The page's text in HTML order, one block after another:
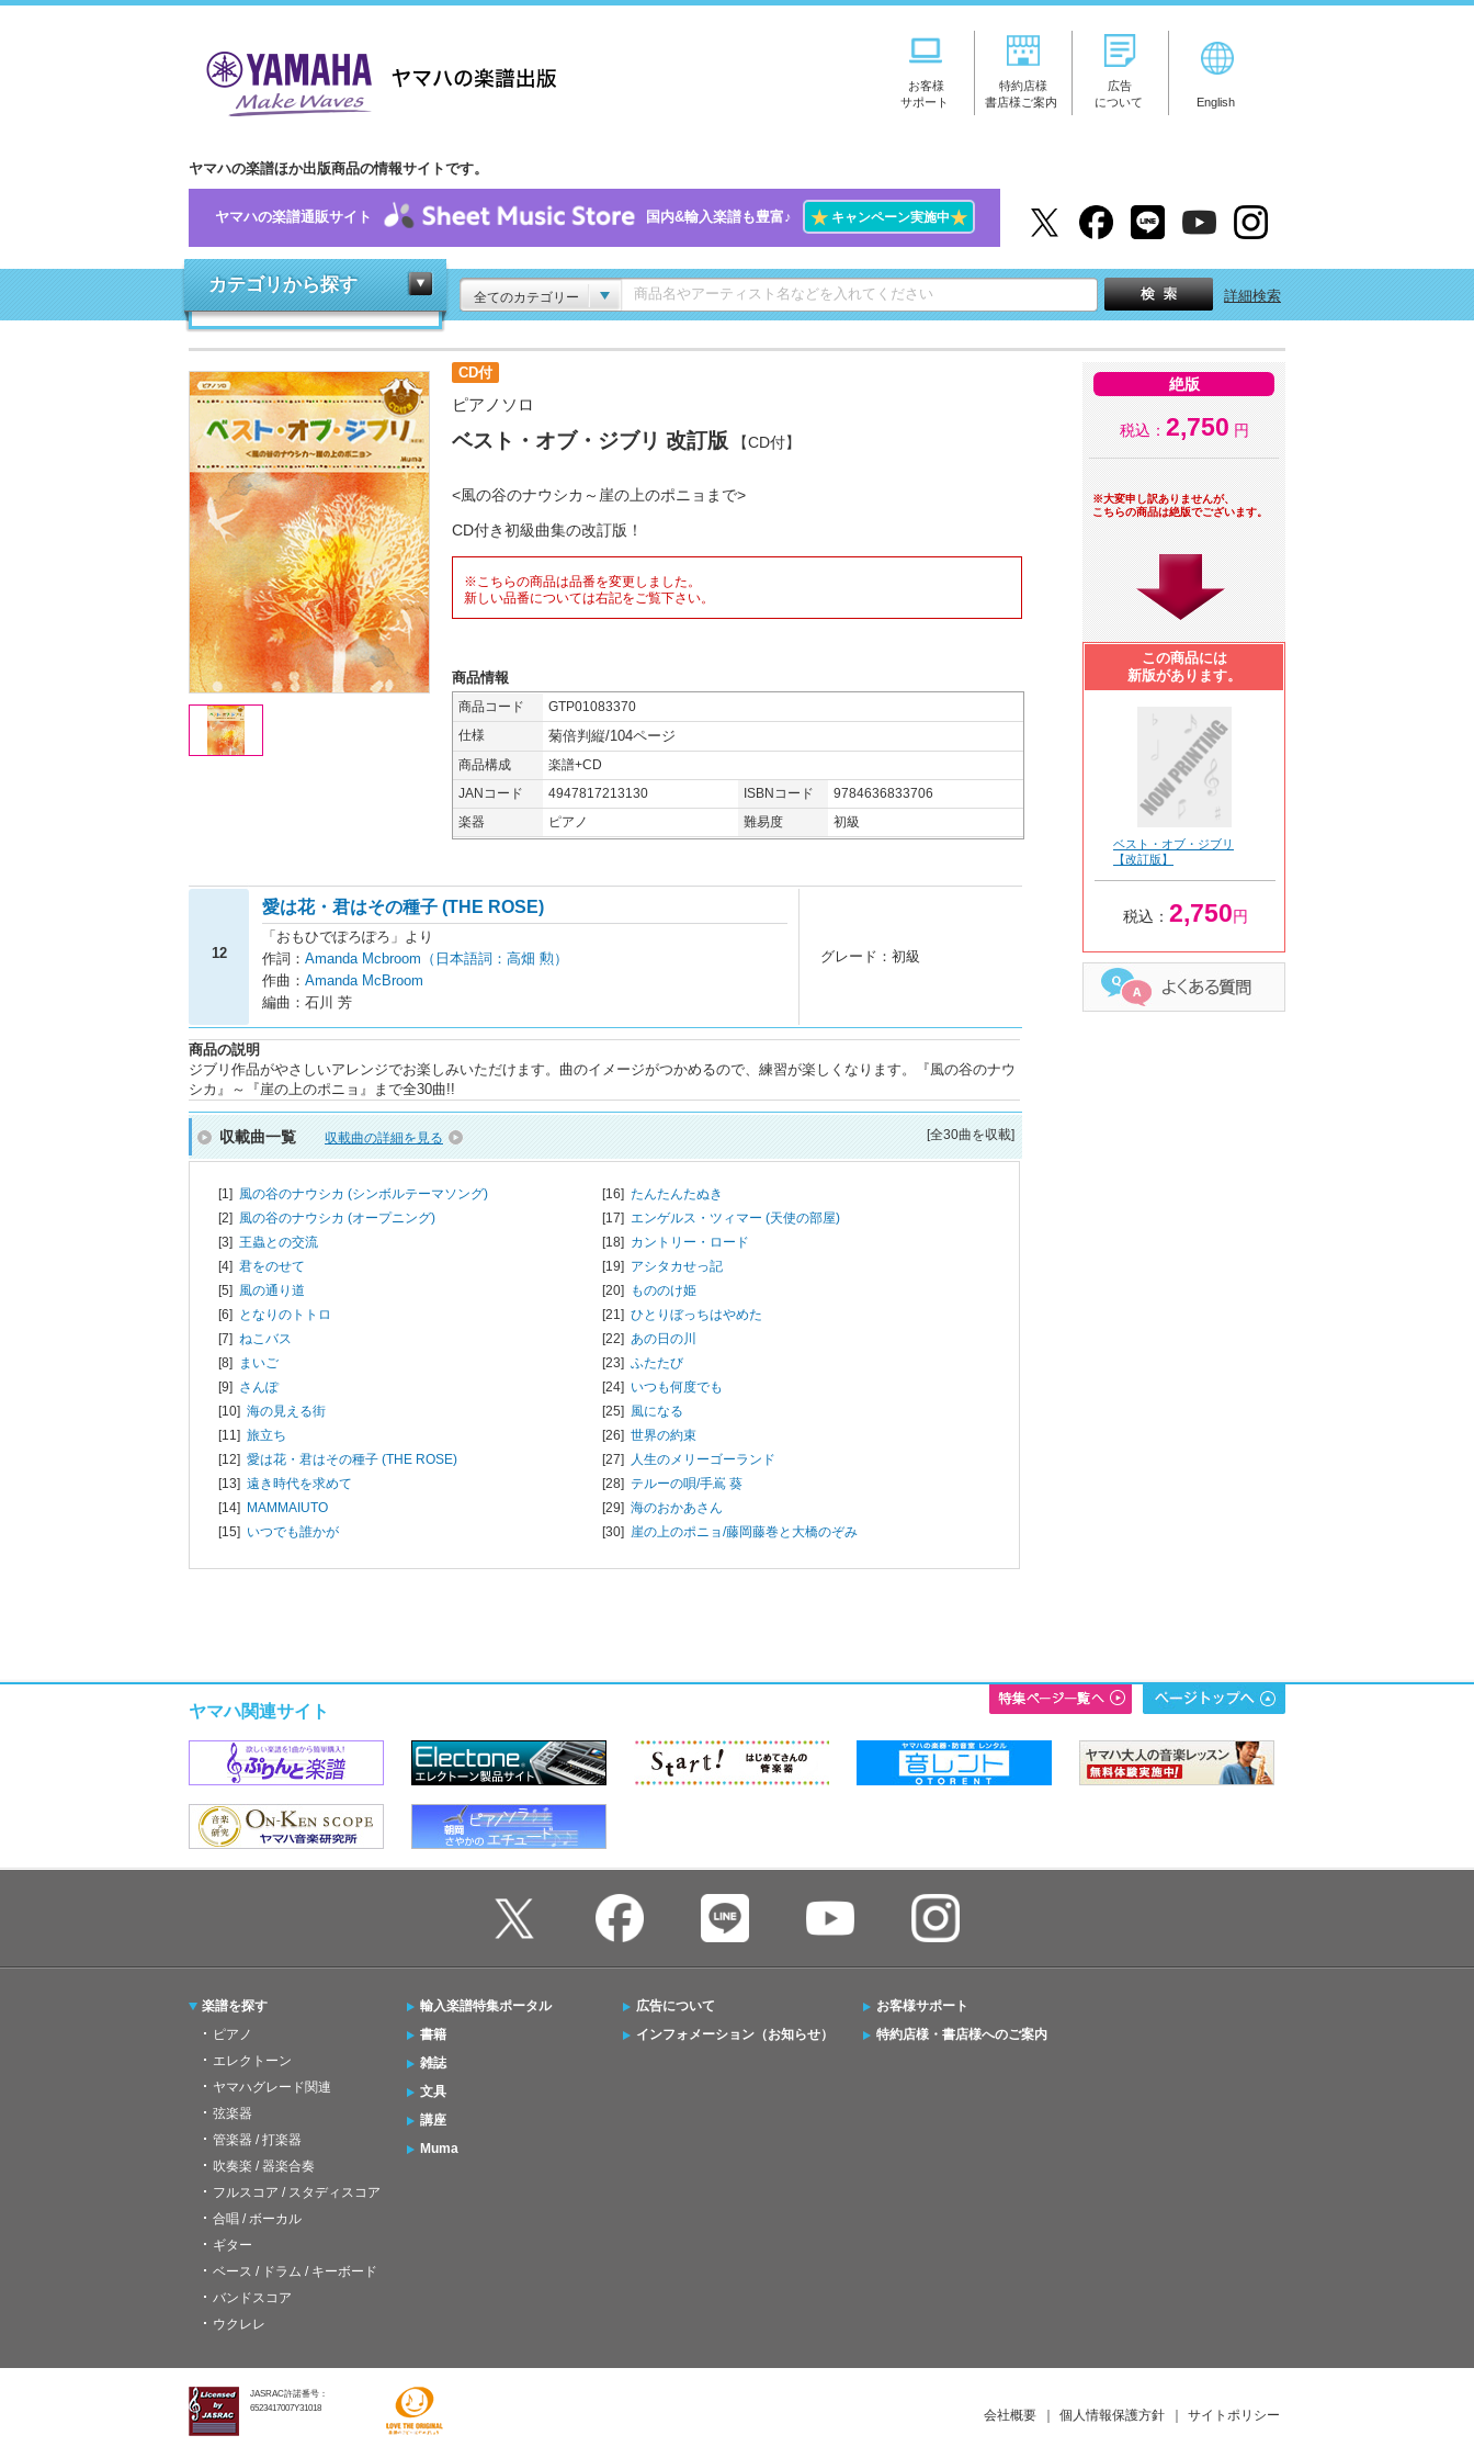
お客様
サポート
特約店様
書店様ご案内
広告
について
English
ヤマハの楽譜ほか出版商品の情報サイトです。
ヤマハの楽譜通販サイト 国内&輸入楽譜も豊富♪ ★キャンペーン実施中★
カテゴリから探す
全てのカテゴリー 詳細検索
CD付
ピアノソロ
ベスト・オブ・ジブリ 改訂版 【CD付】
<風の谷のナウシカ～崖の上のポニョまで>
CD付き初級曲集の改訂版！
※こちらの商品は品番を変更しました。
新しい品番については右記をご覧下さい。
商品情報
商品コード
GTP01083370
仕様
菊倍判縦/104ページ
商品構成
楽譜+CD
JANコード
4947817213130 ISBNコード
9784636833706
楽器
ピアノ 難易度 初級
12
愛は花・君はその種子 (THE ROSE)
「おもひでぽろぽろ」より
作詞： Amanda Mcbroom（日本語詞：高畑 勲）
作曲： Amanda McBroom
編曲：石川 芳
グレード：初級
商品の説明
ジブリ作品がやさしいアレンジでお楽しみいただけます。曲のイメージがつかめるので、練習が楽しくなります。『風の谷のナウ
シカ』～『崖の上のポニョ』まで全30曲!!
収載曲一覧 収載曲の詳細を見る [全30曲を収載]
[1] 風の谷のナウシカ (シンボルテーマソング)
[2] 風の谷のナウシカ (オープニング)
[3] 王蟲との交流
[4] 君をのせて
[5] 風の通り道
[6] となりのトトロ
[7] ねこバス
[8] まいご
[9] さんぽ
[10] 海の見える街
[11] 旅立ち
[12] 愛は花・君はその種子 (THE ROSE)
[13] 遠き時代を求めて
[14] MAMMAIUTO
[15] いつでも誰かが
[16] たんたんたぬき
[17] エンゲルス・ツィマー (天使の部屋)
[18] カントリー・ロード
[19] アシタカせっ記
[20] もののけ姫
[21] ひとりぼっちはやめた
[22] あの日の川
[23] ふたたび
[24] いつも何度でも
[25] 風になる
[26] 世界の約束
[27] 人生のメリーゴーランド
[28] テルーの唄/手嶌 葵
[29] 海のおかあさん
[30] 崖の上のポニョ/藤岡藤巻と大橋のぞみ
絶版
税込： 2,750 円
※大変申し訳ありませんが、
こちらの商品は絶版でございます。
この商品には
新版があります。
ベスト・オブ・ジブリ
【改訂版】
税込： 2,750円
ヤマハ関連サイト
楽譜を探す
ピアノ
エレクトーン
ヤマハグレード関連
弦楽器
管楽器 / 打楽器
吹奏楽 / 器楽合奏
フルスコア / スタディスコア
合唱 / ボーカル
ギター
ベース / ドラム / キーボード
バンドスコア
ウクレレ
輸入楽譜特集ポータル
書籍
雑誌
文具
講座
Muma
広告について
インフォメーション（お知らせ）
お客様サポート
特約店様・書店様へのご案内
JASRAC許諾番号：
6523417007Y31018
会社概要 ｜ 個人情報保護方針 ｜ サイトポリシー